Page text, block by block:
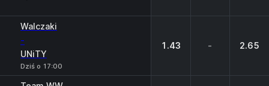
Walczaki
-
UNiTY
Dziś o 17:00
1.43 - 2.65